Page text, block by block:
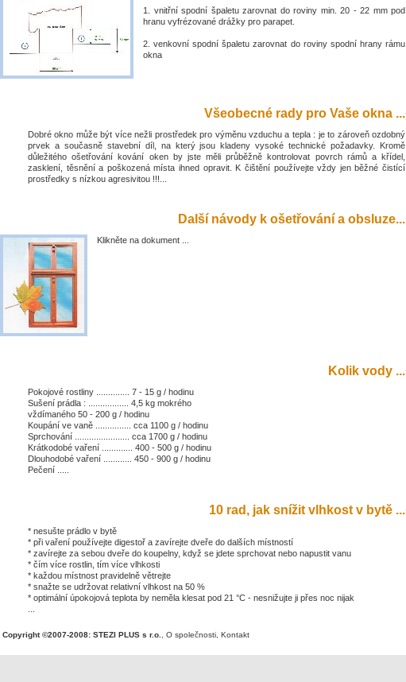
1. vnitřní spodní špaletu zarovnat do roviny min. 20 - 22 mm pod
hranu vyfrézované drážky pro parapet.
2. venkovní spodní špaletu zarovnat do roviny spodní hrany rámu
okna
Všeobecné rady pro Vaše okna ...
Dobré okno může být více nežli prostředek pro výměnu vzduchu a tepla : je to zároveň ozdobný
prvek a současně stavební díl, na který jsou kladeny vysoké technické požadavky. Kromě
důležitého ošetřování kování oken by jste měli průběžně kontrolovat povrch rámů a křídel,
zasklení, těsnění a poškozená místa ihned opravit. K čištění používejte vždy jen běžné čistící
prostředky s nízkou agresivitou !!!...
Další návody k ošetřování a obsluze...
Klikněte na dokument ...
Kolik vody ...
Pokojové rostliny .............. 7 - 15 g / hodinu
Sušení prádla : ................. 4,5 kg mokrého
vždímaného 50 - 200 g / hodinu
Koupání ve vaně ............... cca 1100 g / hodinu
Sprchování ....................... cca 1700 g / hodinu
Krátkodobé vaření ............. 400 - 500 g / hodinu
Dlouhodobé vaření ............ 450 - 900 g / hodinu
Pečení .....
10 rad, jak snížit vlhkost v bytě ...
* nesušte prádlo v bytě
* při vaření používejte digestoř a zavírejte dveře do dalších místností
* zavírejte za sebou dveře do koupelny, když se jdete sprchovat nebo napustit vanu
* čím více rostlin, tím více vlhkosti
* každou místnost pravidelně větrejte
* snažte se udržovat relativní vlhkost na 50 %
* optimální úpokojová teplota by neměla klesat pod 21 °C - nesnižujte ji přes noc nijak
Copyright ©2007-2008: STEZI PLUS s r.o. O společnosti Kontakt